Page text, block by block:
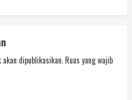
dipublikasikan. Ruas yang wajib